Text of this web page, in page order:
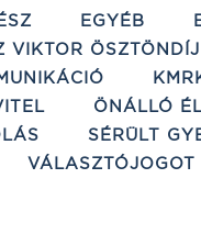
EGYÉB
VIKTOR ÖSZTÖNDÍJ
ÖNÁLLÓ
SÉRÜLT